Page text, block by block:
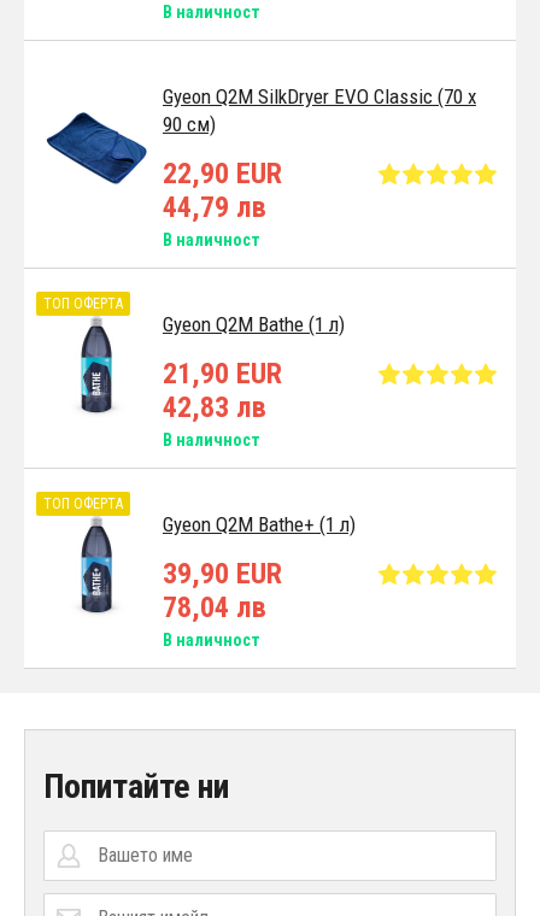
В наличност
Gyeon Q2M SilkDryer EVO Classic (70 x
90 см)
22,90 EUR
44,79 лв
В наличност
Gyeon Q2M Bathe (1 л)
ТОП ОФЕРТА
21,90 EUR
42,83 лв
В наличност
Gyeon Q2M Bathe+ (1 л)
ТОП ОФЕРТА
39,90 EUR
78,04 лв
В наличност
Попитайте ни